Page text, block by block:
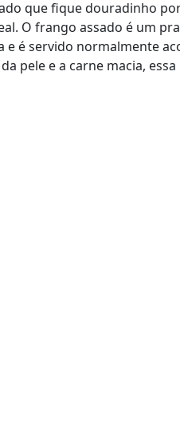
que fique douradinho
O frango assado é um
é servido normalmente
pele e a carne macia,